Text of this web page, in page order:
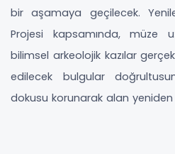
bir aşamaya geçilecek.
Projesi kapsamında, müze
bilimsel arkeolojik kazılar
edilecek bulgular
dokusu korunarak alan yeniden